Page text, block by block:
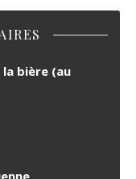
bière (au